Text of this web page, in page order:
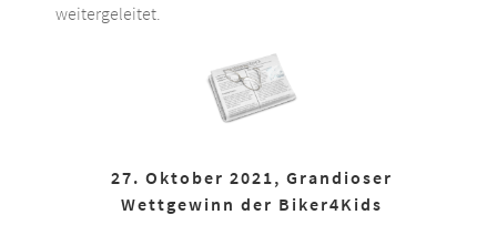
weitergeleitet.
27. Oktober 2021, Grandioser
Wettgewinn der Biker4Kids